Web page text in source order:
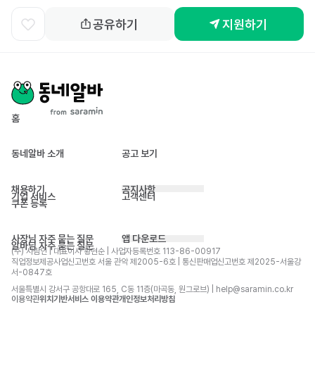
공유하기 지원하기
홈
동네알바 소개 공고 보기
채용하기
기업 서비스
쿠폰 등록
공지사항
고객센터
사장님 자주 묻는 질문
알바님 자주 묻는 질문
앱 다운로드
(주) 사람인 | 대표이사 황현순 | 사업자등록번호 113-86-00917
직업정보제공사업신고번호 서울 관악 제2005-6호 | 통신판매업신고번호 제2025-서울강
서-0847호
서울특별시 강서구 공항대로 165, C동 11층(마곡동, 원그로브) | help@saramin.co.kr
이용약관위치기반서비스 이용약관개인정보처리방침